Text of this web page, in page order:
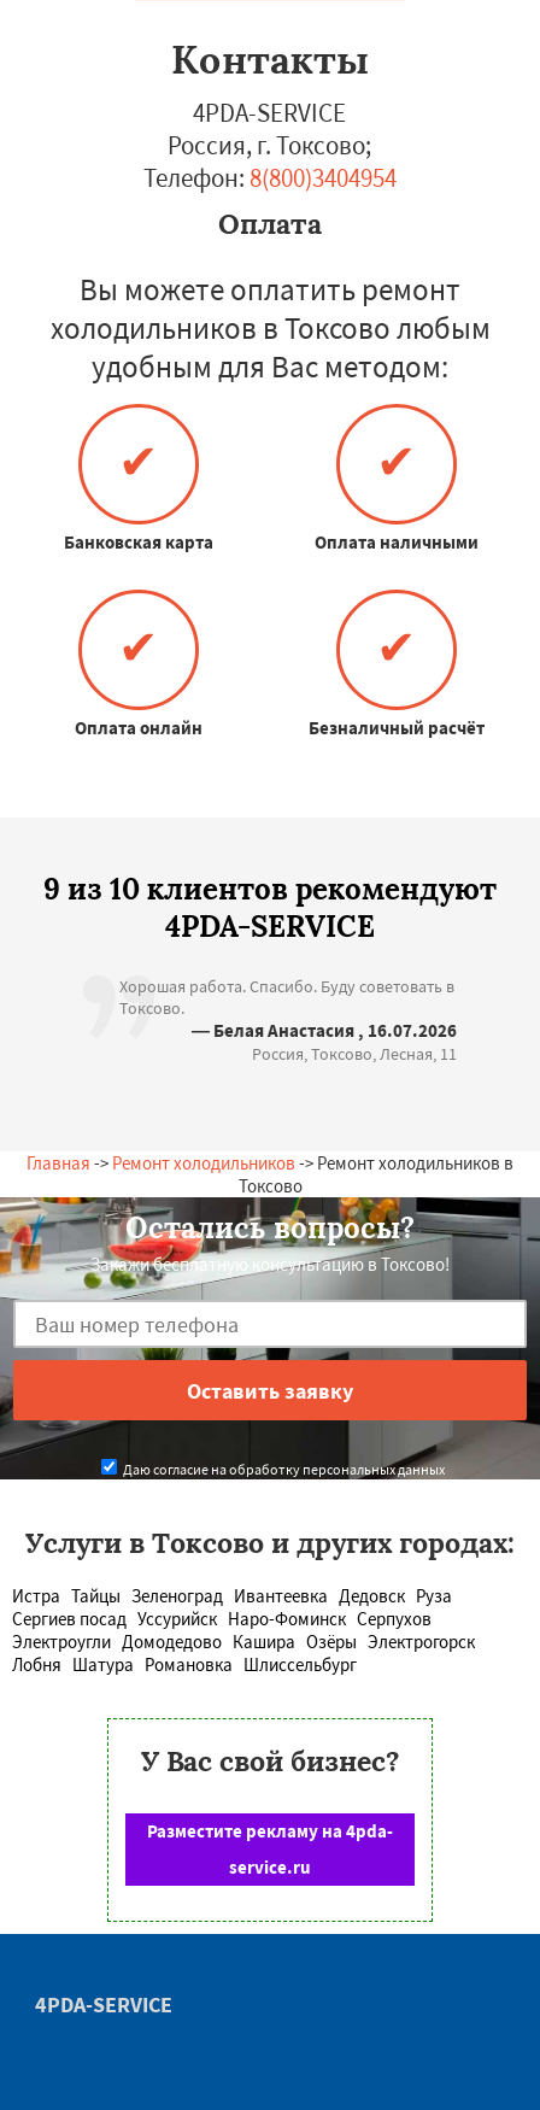
Контакты
4PDA-SERVICE
Россия, г. Токсово;
Телефон: 8(800)3404954
Оплата
Вы можете оплатить ремонт
холодильников в Токсово любым
удобным для Вас методом:
✔
Банковская карта
✔
Оплата наличными
✔
Оплата онлайн
✔
Безналичный расчёт
9 из 10 клиентов рекомендуют
4PDA-SERVICE
Хорошая работа. Спасибо. Буду советовать в
Токсово.
— Белая Анастасия , 16.07.2026
Россия, Токсово, Лесная, 11
Главная -> Ремонт холодильников -> Ремонт холодильников в
Токсово
Остались вопросы?
Закажи бесплатную консультацию в Токсово!
Даю согласие на обработку персональных данных
Услуги в Токсово и других городах:
Истра Тайцы Зеленоград Ивантеевка Дедовск Руза
Сергиев посад Уссурийск Наро-Фоминск Серпухов
Электроугли Домодедово Кашира Озёры Электрогорск
Лобня Шатура Романовка Шлиссельбург
У Вас свой бизнес?
Разместите рекламу на 4pda-
service.ru
4PDA-SERVICE